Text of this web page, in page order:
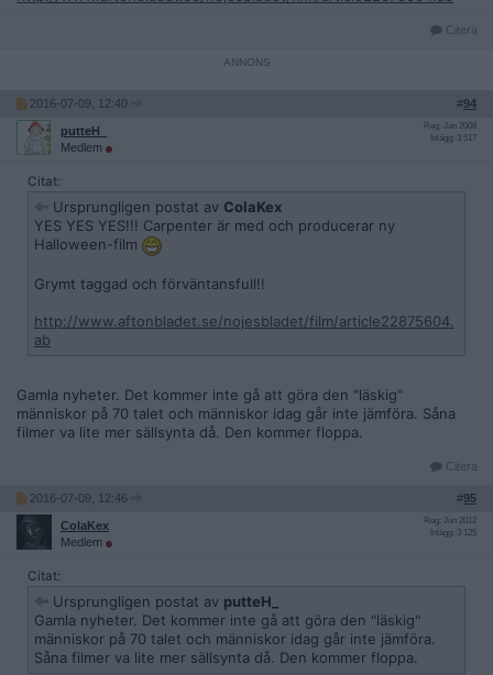
Citera
2016-07-09, 12:40 #94
putteH_
Medlem
Reg: Jan 2008
Inlägg: 3 517
Citat:
Ursprungligen postat av ColaKex
YES YES YES!!! Carpenter är med och producerar ny
Halloween-film
Grymt taggad och förväntansfull!!
http://www.aftonbladet.se/nojesbladet/film/article22875604.
ab
Gamla nyheter. Det kommer inte gå att göra den "läskig"
människor på 70 talet och människor idag går inte jämföra. Såna
filmer va lite mer sällsynta då. Den kommer floppa.
Citera
2016-07-09, 12:46 #95
ColaKex
Medlem
Reg: Jun 2012
Inlägg: 3 125
Citat:
Ursprungligen postat av putteH_
Gamla nyheter. Det kommer inte gå att göra den "läskig"
människor på 70 talet och människor idag går inte jämföra.
Såna filmer va lite mer sällsynta då. Den kommer floppa.